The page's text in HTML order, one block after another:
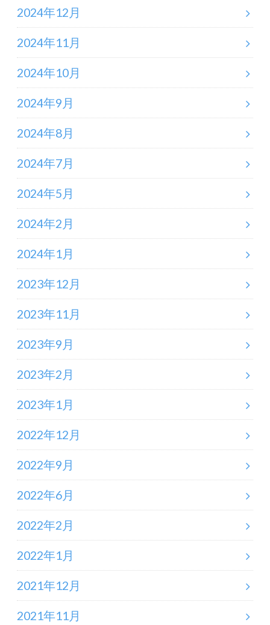
2024年12月
2024年11月
2024年10月
2024年9月
2024年8月
2024年7月
2024年5月
2024年2月
2024年1月
2023年12月
2023年11月
2023年9月
2023年2月
2023年1月
2022年12月
2022年9月
2022年6月
2022年2月
2022年1月
2021年12月
2021年11月